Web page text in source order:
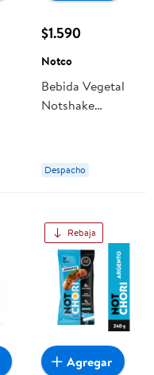
$1.590
Notco
Bebida Vegetal
Notshake
ml Notco
Despacho
Rebaja
Agregar